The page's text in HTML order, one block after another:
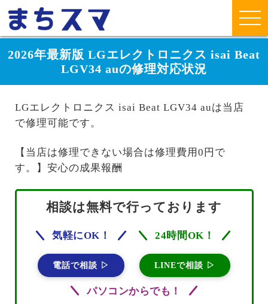
2026年最新版 LGエレクトロニクス isai Beat
LGV34 auの修理対応状況
LGエレクトロニクス isai Beat LGV34 auは当店
で修理可能です。
【当店は修理できない場合は修理費用0円で
す。】安心の成果報酬
相談は無料で行っております
気軽にOK！
電話で相談 ▷
24時間OK！
LINEで相談 ▷
パソコンからでも！